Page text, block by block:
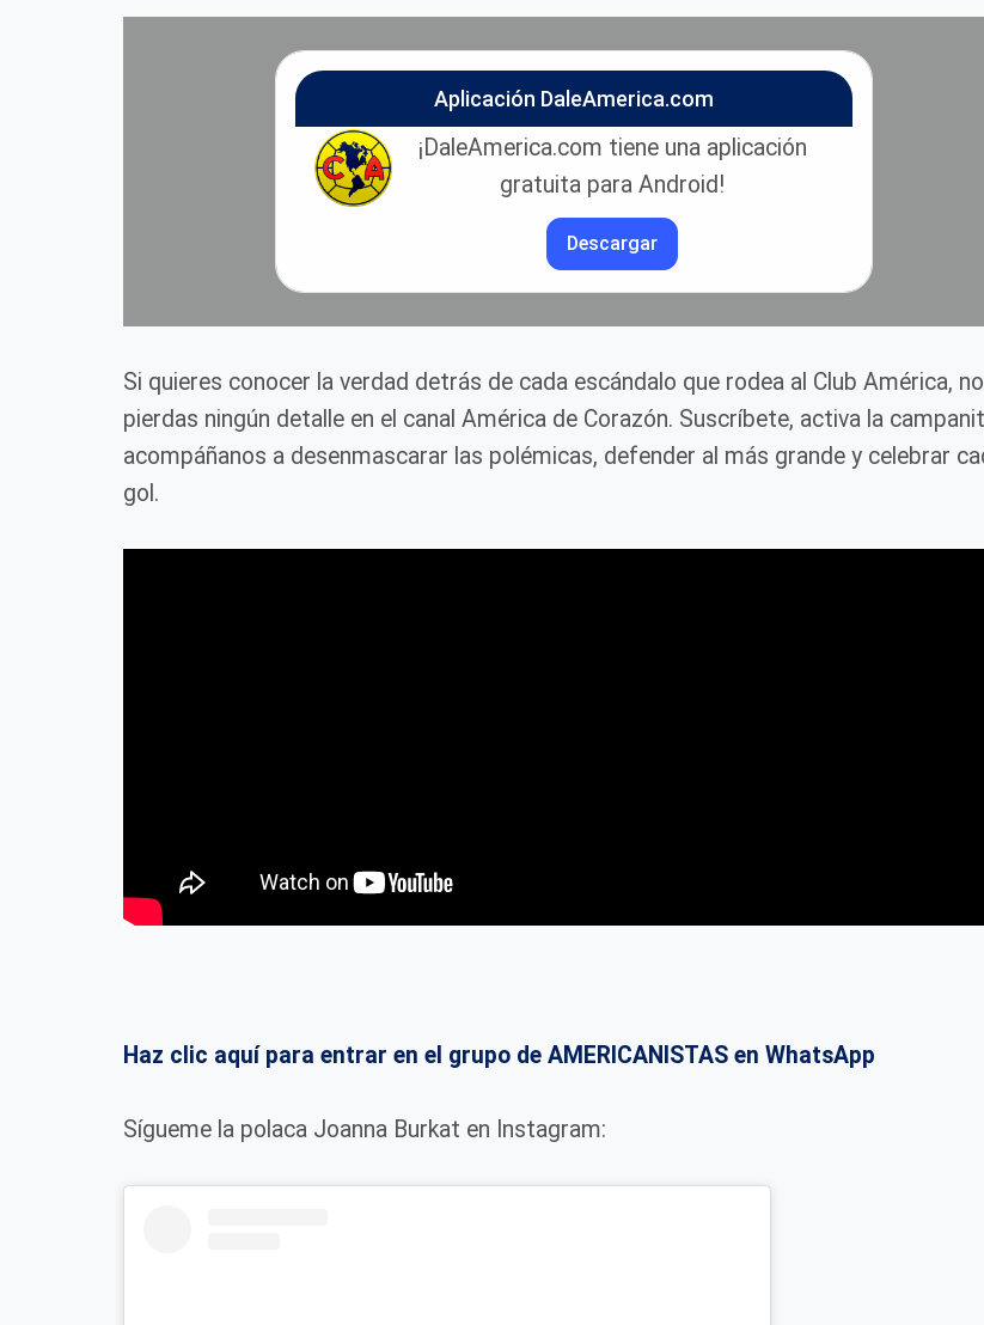
Aplicación DaleAmerica.com
¡DaleAmerica.com tiene una aplicación
gratuita para Android!
Descargar
Si quieres conocer la verdad detrás de cada escándalo que rodea al Club América,
pierdas ningún detalle en el canal América de Corazón. Suscríbete, activa la
acompáñanos a desenmascarar las polémicas, defender al más grande y celebrar
gol.
Haz clic aquí para entrar en el grupo de AMERICANISTAS en WhatsApp
Sígueme la polaca Joanna Burkat en Instagram: